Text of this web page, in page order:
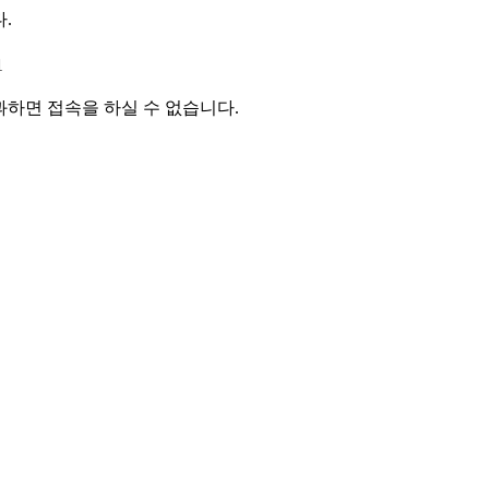
.
면 접속을 하실 수 없습니다.